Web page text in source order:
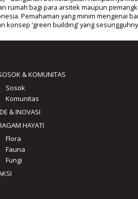
rumah bagi para arsitek maupun
Pemahaman yang minim mengenai
konsep ‘green building’ yang
& KOMUNITAS
Sosok
Komunitas
& INOVASI
HAYATI
Flora
Fauna
Fungi